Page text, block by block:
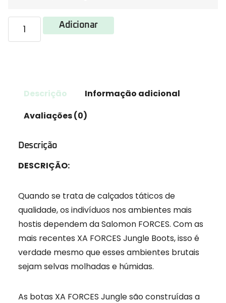
Adicionar
Descrição
Informação adicional
Avaliações (0)
Descrição
DESCRIÇÃO:
Quando se trata de calçados táticos de
qualidade, os indivíduos nos ambientes mais
hostis dependem da Salomon FORCES. Com as
mais recentes XA FORCES Jungle Boots, isso é
verdade mesmo que esses ambientes brutais
sejam selvas molhadas e húmidas.
As botas XA FORCES Jungle são construídas a